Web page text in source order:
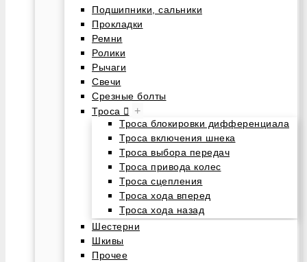
Подшипники, сальники
Прокладки
Ремни
Ролики
Рычаги
Свечи
Срезные болты
Троса
+
Троса блокировки дифференциала
Троса включения шнека
Троса выбора передач
Троса привода колес
Троса сцепления
Троса хода вперед
Троса хода назад
Шестерни
Шкивы
Прочее